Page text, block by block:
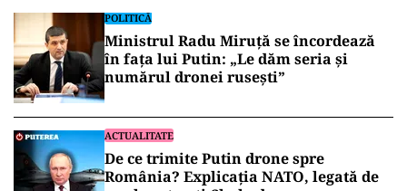
POLITICĂ
Ministrul Radu Miruță se încordează
în fața lui Putin: „Le dăm seria și
numărul dronei rusești”
ACTUALITATE
De ce trimite Putin drone spre
România? Explicația NATO, legată de